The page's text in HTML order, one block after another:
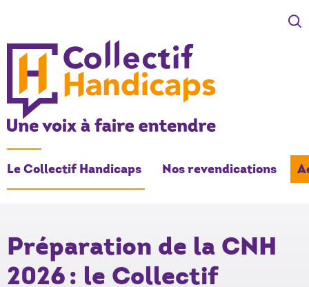
COLLECTIF HANDICAPS
Une voix à faire entendre
Le Collectif Handicaps Nos revendications
-
Préparation de la CNH
2026 : le Collectif